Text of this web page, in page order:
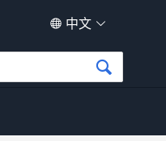
中文